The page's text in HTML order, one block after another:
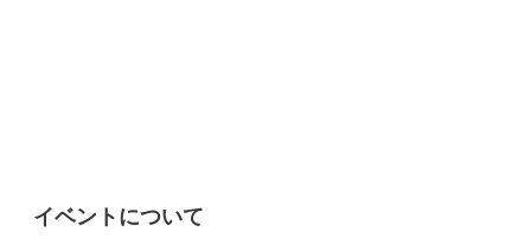
イベントについて